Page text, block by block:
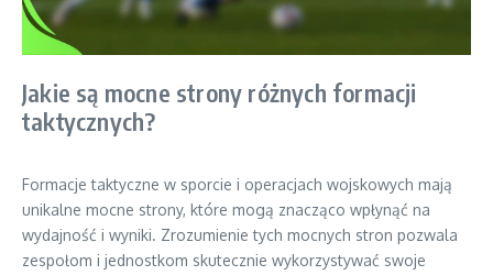
Jakie są mocne strony różnych formacji
taktycznych?
Formacje taktyczne w sporcie i operacjach wojskowych mają
unikalne mocne strony, które mogą znacząco wpłynąć na
wydajność i wyniki. Zrozumienie tych mocnych stron pozwala
zespołom i jednostkom skutecznie wykorzystywać swoje